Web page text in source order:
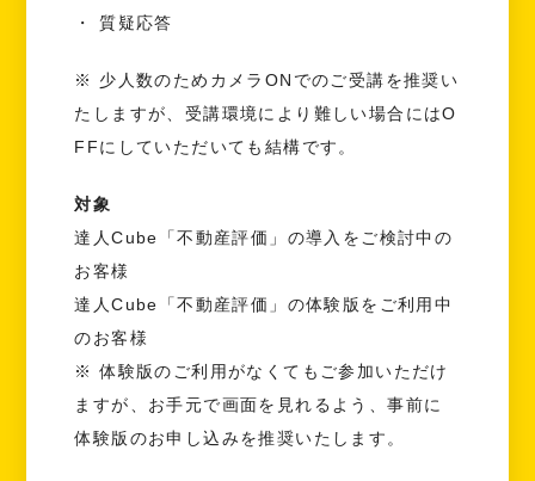
・ 質疑応答
※ 少人数のためカメラONでのご受講を推奨い
たしますが、受講環境により難しい場合にはO
FFにしていただいても結構です。
対象
達人Cube「不動産評価」の導入をご検討中の
お客様
達人Cube「不動産評価」の体験版をご利用中
のお客様
※ 体験版のご利用がなくてもご参加いただけ
ますが、お手元で画面を見れるよう、事前に
体験版のお申し込みを推奨いたします。